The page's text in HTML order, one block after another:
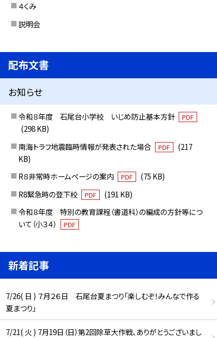
４くみ
説明会
配布文書
お知らせ
令和８年度 石尾台小学校 いじめ防止基本方針 PDF
(298 KB)
南海トラフ地震臨時情報が発表された場合
PDF
(217
KB)
R８非常時ホームページの案内
PDF
(75 KB)
R8緊急時の登下校
PDF
(191 KB)
令和８年度 特別の教育課程（書道科）の編成の方針等につ
いて（小３４）
PDF
新着記事
7/26( 日 ) ７月２６日 石尾台夏まつり「楽しむぞ！みんなで作る
夏まつり」
7/21( 火 ) 7月19日（日）第2回除草大作戦、ありがとうございまし